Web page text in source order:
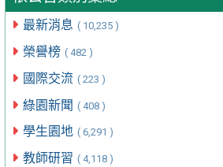
最新消息 ( 10,235 )
榮譽榜 ( 482 )
國際交流 ( 223 )
綠園新聞 ( 408 )
學生園地 ( 6,291 )
教師研習 ( 4,118 )